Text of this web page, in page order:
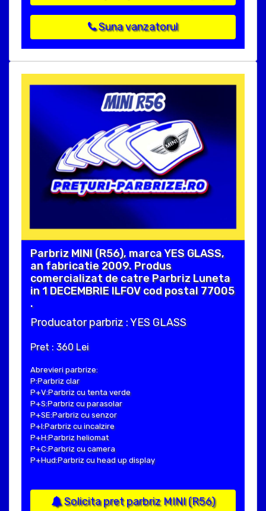
Suna vanzatorul
Parbriz MINI (R56), marca YES GLASS,
an fabricatie 2009. Produs
comercializat de catre Parbriz Luneta
in 1 DECEMBRIE ILFOV cod postal 77005
.
Producator parbriz : YES GLASS
Pret : 360 Lei
Abrevieri parbrize:
P:Parbriz clar
P+V:Parbriz cu tenta verde
P+S:Parbriz cu parasolar
P+SE:Parbriz cu senzor
P+I:Parbriz cu incalzire
P+H:Parbriz heliomat
P+C:Parbriz cu camera
P+Hud:Parbriz cu head up display
Solicita pret parbriz MINI (R56)